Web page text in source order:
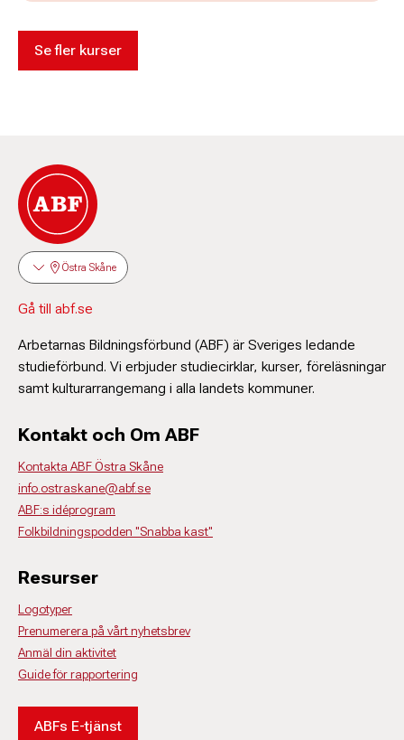
Se fler kurser
Östra Skåne
Gå till abf.se
Arbetarnas Bildningsförbund (ABF) är Sveriges ledande
studieförbund. Vi erbjuder studiecirklar, kurser, föreläsningar
samt kulturarrangemang i alla landets kommuner.
Kontakt och Om ABF
Kontakta ABF Östra Skåne
info.ostraskane@abf.se
ABF:s idéprogram
Folkbildningspodden "Snabba kast"
Resurser
Logotyper
Prenumerera på vårt nyhetsbrev
Anmäl din aktivitet
Guide för rapportering
ABFs E-tjänst